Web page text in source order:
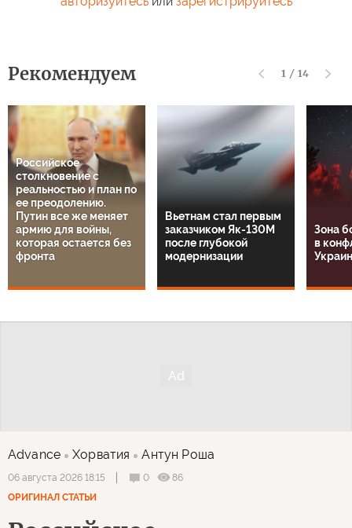
Рекомендуем 1 / 14
Российское
столкновение с
реальностью и план по
ее преодолению.
Путин все же меняет
армию для войны,
которая остается без
фронта
Вьетнам стал первым
заказчиком Як-130М
после глубокой
модернизации
Зона
в
Advance Хорватия Антун Роша
06 августа 2026 18:15 0
86
ОРИГИНАЛ СТАТЬИ